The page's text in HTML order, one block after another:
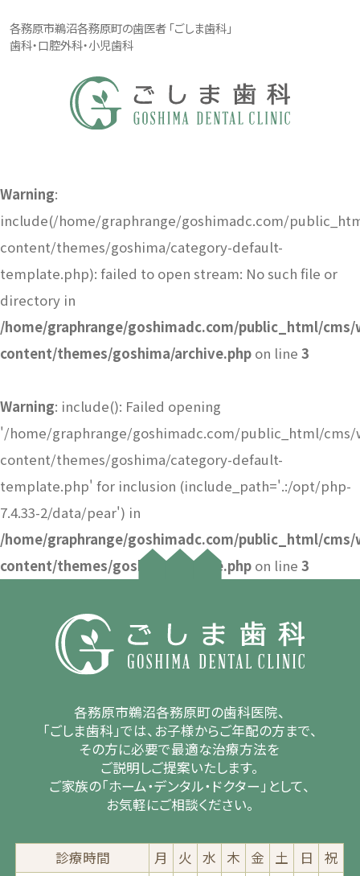
各務原市鵜沼各務原町の歯医者 「ごしま歯科」
歯科・口腔外科・小児歯科
Warning:
include(/home/graphrange/goshimadc.com/
content/themes/goshima/category-default-
template.php): failed to open stream: No such file or
directory in
/home/graphrange/goshimadc.com/public_html/cms/
content/themes/goshima/archive.php on line 3
Warning: include(): Failed opening
'/home/graphrange/goshimadc.com/public_html/cms/
content/themes/goshima/category-default-
template.php' for inclusion (include_path='.:/opt/php-
7.4.33-2/data/pear') in
/home/graphrange/goshimadc.com/public_html/cms/
content/themes/goshima/archive.php on line 3
各務原市鵜沼各務原町の歯科医院、
「ごしま歯科」では、 お子様からご年配の方まで、
その方に必要で最適な治療方法を
ご説明しご提案いたします。
ご家族の「ホーム・デンタル・ドクター」として、
お気軽にご相談ください。
診療時間 月 火 水 木 金 土 日
祝